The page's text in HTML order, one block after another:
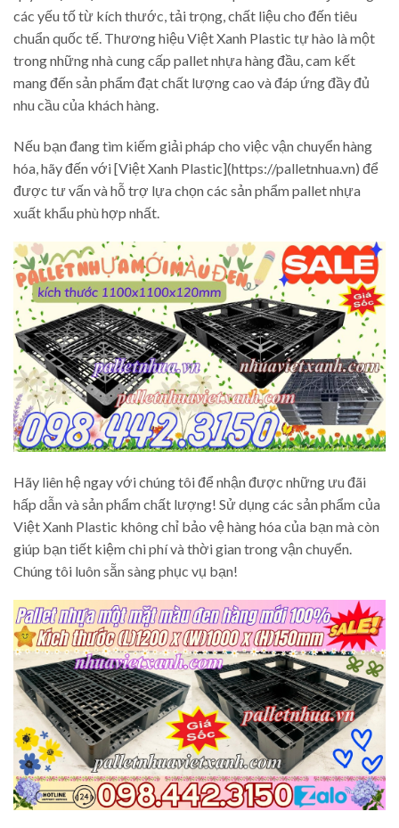
các yếu tố từ kích thước, tải trọng, chất liệu cho đến tiêu
chuẩn quốc tế. Thương hiệu Việt Xanh Plastic tự hào là một
trong những nhà cung cấp pallet nhựa hàng đầu, cam kết
mang đến sản phẩm đạt chất lượng cao và đáp ứng đầy đủ
nhu cầu của khách hàng.
Nếu bạn đang tìm kiếm giải pháp cho việc vận chuyển hàng
hóa, hãy đến với [Việt Xanh Plastic](https://palletnhua.vn) để
được tư vấn và hỗ trợ lựa chọn các sản phẩm pallet nhựa
xuất khẩu phù hợp nhất.
Hãy liên hệ ngay với chúng tôi để nhận được những ưu đãi
hấp dẫn và sản phẩm chất lượng! Sử dụng các sản phẩm của
Việt Xanh Plastic không chỉ bảo vệ hàng hóa của bạn mà còn
giúp bạn tiết kiệm chi phí và thời gian trong vận chuyển.
Chúng tôi luôn sẵn sàng phục vụ bạn!